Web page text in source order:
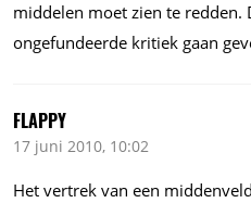
middelen moet zien te redden.
ongefundeerde kritiek gaan
FLAPPY
17 juni 2010, 10:02
Het vertrek van een